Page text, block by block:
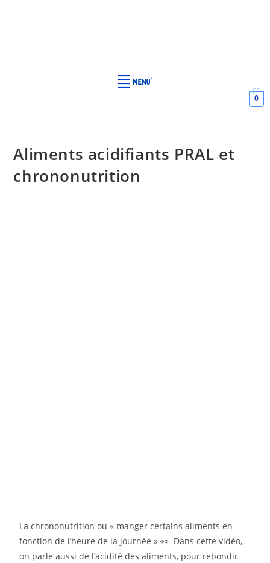
0
Aliments acidifiants PRAL et
chrononutrition
La chrononutrition ou « manger certains aliments en
fonction de l’heure de la journée » 👀 Dans cette vidéo,
on parle aussi de l’acidité des aliments, pour rebondir